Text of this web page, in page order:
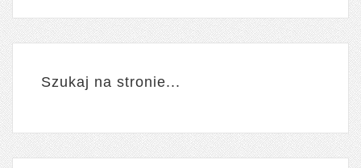
Szukaj na stronie...